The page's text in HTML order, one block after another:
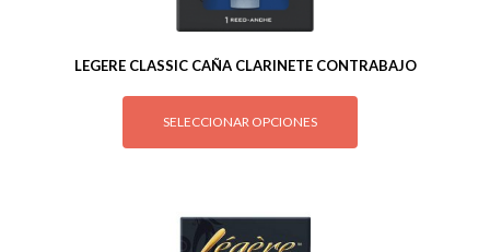
LEGERE CLASSIC CAÑA CLARINETE CONTRABAJO
SELECCIONAR OPCIONES